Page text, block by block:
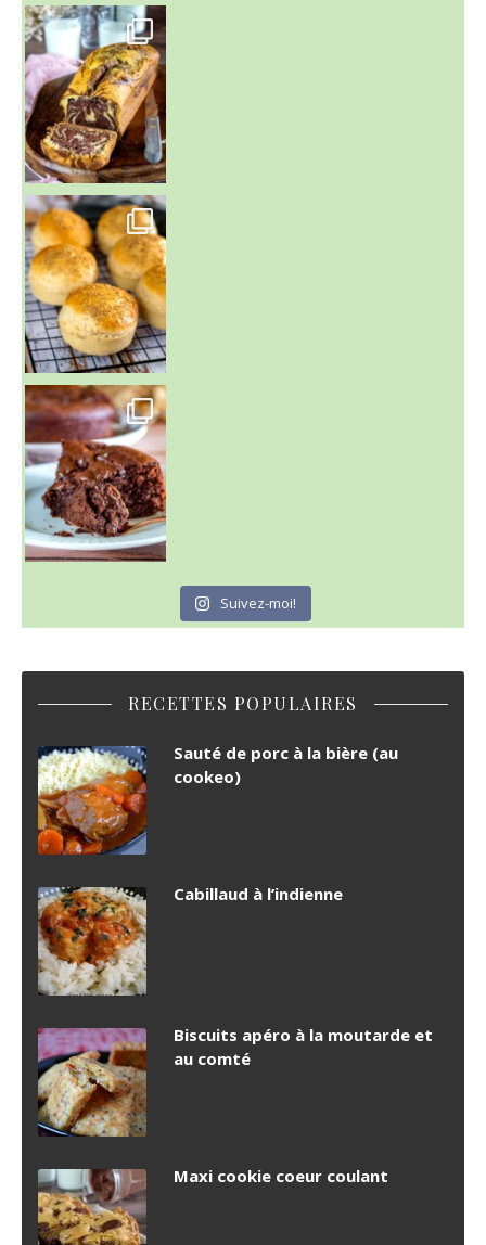
~ BUNS MAISON ~
Un peu de boulange par ici au
~ GÂTEAU FONDANT CHOCO NOISETTE ~
C'est lundi
Suivez-moi!
RECETTES POPULAIRES
Sauté de porc à la bière (au
cookeo)
Cabillaud à l’indienne
Biscuits apéro à la moutarde et
au comté
Maxi cookie coeur coulant